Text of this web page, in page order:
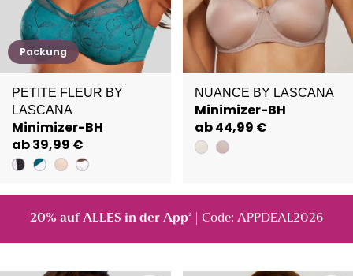
Packung
PETITE FLEUR BY
LASCANA
Minimizer-BH
ab 39,99 €
NUANCE BY LASCANA
Minimizer-BH
ab 44,99 €
20% auf ALLES in der App² | Code: APPDEAL2026